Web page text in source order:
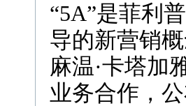
“5A”是菲利
导的新营销
麻温·卡塔加
业务合作，